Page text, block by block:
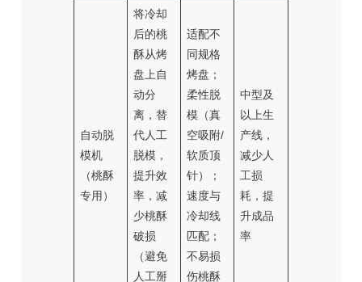
自动脱
模机
（桃酥
专用）
将冷却
后的桃
酥从烤
盘上自
动分
离，替
代人工
脱模，
提升效
率，减
少桃酥
破损
（避免
人工掰
适配不
同规格
烤盘；
柔性脱
模（真
空吸附/
软质顶
针）；
速度与
冷却线
匹配；
不易损
伤桃酥
中型及
以上生
产线，
减少人
工损
耗，提
升成品
率